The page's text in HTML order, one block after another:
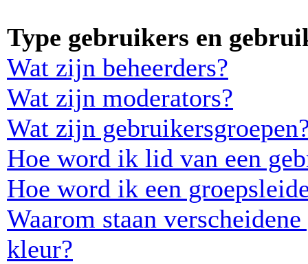
Type gebruikers en
Wat zijn beheerders?
Wat zijn moderators?
Wat zijn
Hoe word ik lid van een
Hoe word ik een
Waarom staan
kleur?